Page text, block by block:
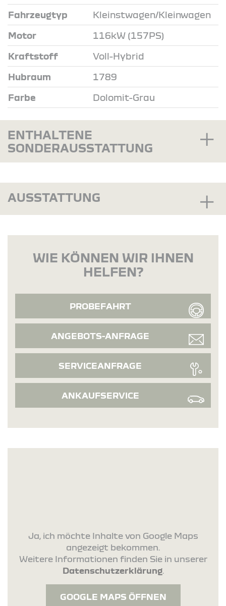
Fahrzeugtyp Kleinstwagen/Kleinwagen
Motor 116kW (157PS)
Kraftstoff Voll-Hybrid
Hubraum 1789
Farbe Dolomit-Grau
ENTHALTENE
SONDERAUSSTATTUNG
AUSSTATTUNG
WIE KÖNNEN WIR IHNEN
HELFEN?
PROBEFAHRT
ANGEBOTS-ANFRAGE
SERVICEANFRAGE
ANKAUFSERVICE
Ja, ich möchte Inhalte von Google Maps
angezeigt bekommen.
Weitere Informationen finden Sie in unserer
Datenschutzerklärung.
GOOGLE MAPS ÖFFNEN